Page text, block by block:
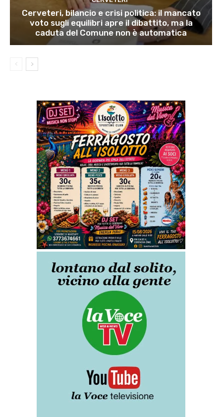
Cerveteri, bilancio e crisi politica: il mancato
voto sugli equilibri apre il dibattito, ma la
caduta del Comune non è automatica